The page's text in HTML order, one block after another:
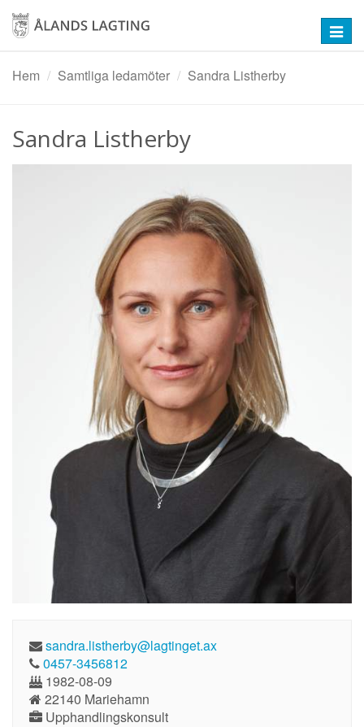
Hoppa
huvudinnehåll
Hem
Samtliga ledamöter Sandra Listherby
Sandra Listherby
sandra.listherby@lagtinget.ax
0457-3456812
1982-08-09
22140 Mariehamn
Upphandlingskonsult